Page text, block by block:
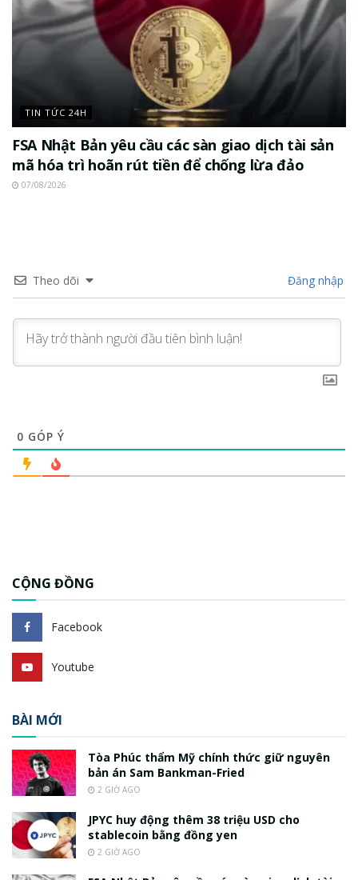
TIN TỨC 24H
FSA Nhật Bản yêu cầu các sàn giao dịch tài sản
mã hóa trì hoãn rút tiền để chống lừa đảo
07/08/2026
Theo dõi Đăng nhập
0 GÓP Ý
CỘNG ĐỒNG
Facebook
Youtube
BÀI MỚI
Tòa Phúc thẩm Mỹ chính thức giữ nguyên
bản án Sam Bankman-Fried
2 GIỜ AGO
JPYC huy động thêm 38 triệu USD cho
stablecoin bằng đồng yen
2 GIỜ AGO